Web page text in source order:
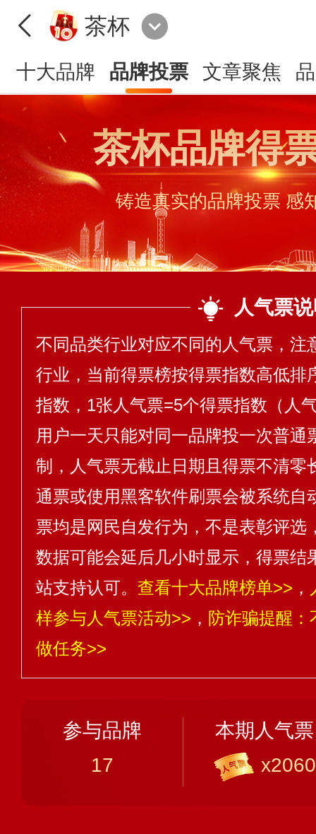
茶杯
十大品牌 品牌投票 文章聚焦
茶杯品牌得
铸造真实的品牌投票 感
人气票
不同品类行业对应不同的人气票，注
行业，当前得票榜按得票指数高低排
指数，1张人气票=5个得票指数（人
用户一天只能对同一品牌投一次普通
制，人气票无截止日期且得票不清零
通票或使用黑客软件刷票会被系统自
票均是网民自发行为，不是表彰评选
数据可能会延后几小时显示，得票结
站支持认可。 查看十大品牌榜单>> ，
样参与人气票活动>> ， 防诈骗提醒
做任务>>
参与品牌
17
本期人气票
x2060